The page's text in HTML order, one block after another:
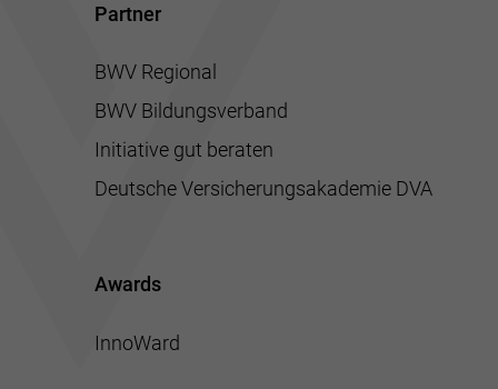
Partner
BWV Regional
BWV Bildungsverband
Initiative gut beraten
Deutsche Versicherungsakademie DVA
Awards
InnoWard